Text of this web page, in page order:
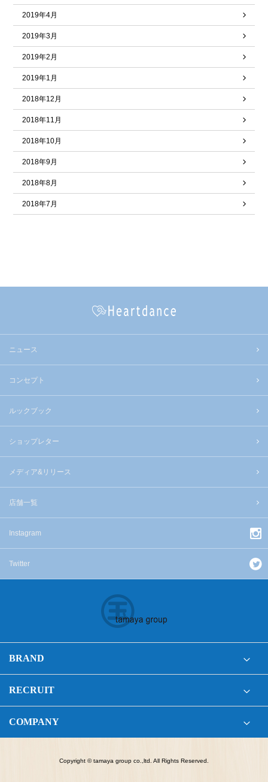
2019年4月
2019年3月
2019年2月
2019年1月
2018年12月
2018年11月
2018年10月
2018年9月
2018年8月
2018年7月
ニュース
コンセプト
ルックブック
ショップレター
メディア&リリース
店舗一覧
Instagram
Twitter
BRAND
RECRUIT
COMPANY
Copyright © tamaya group co.,ltd. All Rights Reserved.